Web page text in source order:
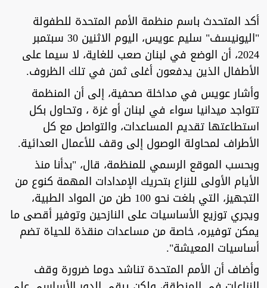
أكد المتحدث باسم منظمة الأمم المتحدة للطفولة
"اليونيسف" سليم عويس، اليوم الاثنين 30 سبتمبر
2024، أن الوضع في لبنان صعب للغاية، لا سيما على
الأطفال الذين يدفعون أغلى ثمن في تلك الظروف.
وأشار عويس في مداخلة صحفية، إلى أن المنظمة
تتواجد ميدانيا سواء في لبنان أو غزة ، وتحاول بكل
استطاعتها تقديم المساعدات، والتواصل مع كل
الأطراف لمحاولة الوصول إلى وقف للأعمال العدائية.
وبحسب الموقع الرسمي للمنظمة، قال، "بدأنا منذ
الأيام الأولى للنزاع بتحريك الإمدادات المهمة كنوع من
التجهيز، التي بلغت نحو 100 طن من المواد الطبية،
ويجري توزيع الأساسيات على النازحين وتوفير أقصى ما
يمكن توفيره، خاصة من مساعدات منقذة للحياة تضم
أساسيات المعيشة".
وأضاف أن الأمم المتحدة تناشد دوما ضرورة وقف